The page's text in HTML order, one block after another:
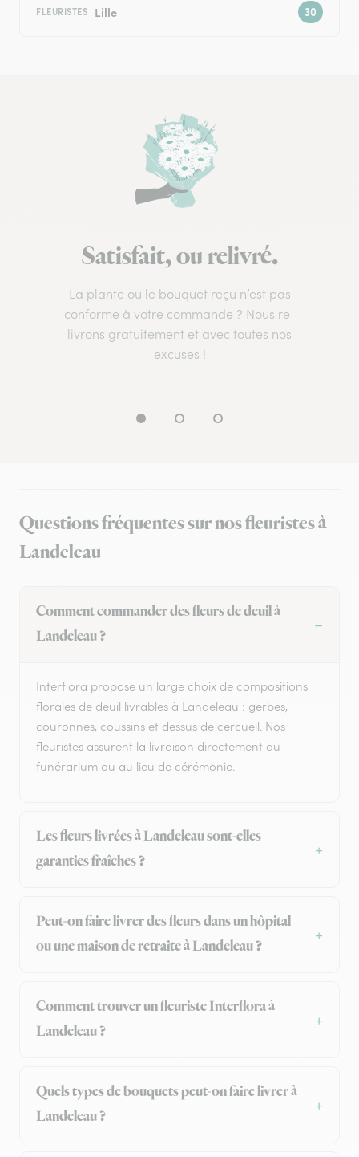
FLEURISTES Lille
Satisfait, ou relivré.
La plante ou le bouquet reçu n’est pas
conforme à votre commande ? Nous re-
livrons gratuitement et avec toutes nos
excuses !
Questions fréquentes sur nos fleuristes à
Landeleau
Comment commander des fleurs de deuil à
Landeleau ?
Interflora propose un large choix de compositions
florales de deuil livrables à Landeleau : gerbes,
couronnes, coussins et dessus de cercueil. Nos
fleuristes assurent la livraison directement au
funérarium ou au lieu de cérémonie.
Les fleurs livrées à Landeleau sont-elles
garanties fraîches ?
Peut-on faire livrer des fleurs dans un hôpital
ou une maison de retraite à Landeleau ?
Comment trouver un fleuriste Interflora à
Landeleau ?
Quels types de bouquets peut-on faire livrer à
Landeleau ?